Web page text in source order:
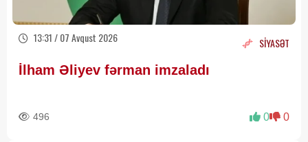
13:31 / 07 Avqust 2026 SİYASƏT
İlham Əliyev fərman imzaladı
496 0 0